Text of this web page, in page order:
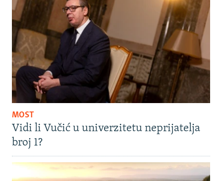
MOST
Vidi li Vučić u univerzitetu neprijatelja
broj 1?